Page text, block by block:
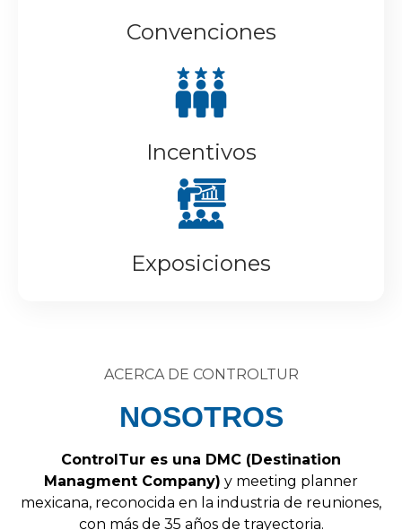
Convenciones
Incentivos
Exposiciones
ACERCA DE CONTROLTUR
NOSOTROS
ControlTur es una DMC (Destination
Managment Company) y meeting planner
mexicana, reconocida en la industria de reuniones,
con más de 35 años de trayectoria.